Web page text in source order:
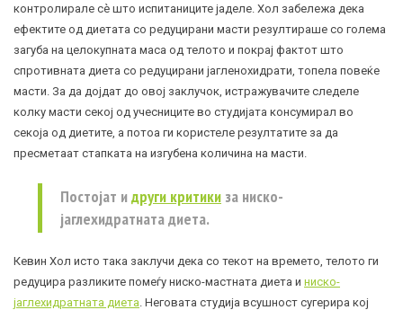
контролирале сè што испитаниците јаделе. Хол забележа дека
ефектите од диетата со редуцирани масти резултираше со голема
загуба на целокупната маса од телото и покрај фактот што
спротивната диета со редуцирани јагленохидрати, топела повеќе
масти. За да дојдат до овој заклучок, истражувачите следеле
колку масти секој од учесниците во студијата консумирал во
секоја од диетите, а потоа ги користеле резултатите за да
пресметаат стапката на изгубена количина на масти.
Постојат и други критики за ниско-
јаглехидратната диета.
Кевин Хол исто така заклучи дека со текот на времето, телото ги
редуцира разликите помеѓу ниско-мастната диета и ниско-
јаглехидратната диета . Неговата студија всушност сугерира кој